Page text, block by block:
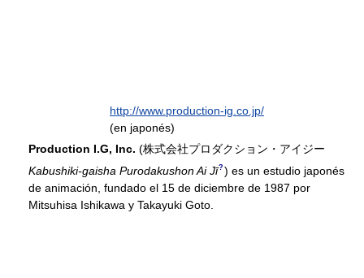
http://www.production-ig.co.jp/
(en japonés)
Production I.G, Inc. (株式会社プロダクション・アイジー
Kabushiki-gaisha Purodakushon Ai Jī? ) es un estudio japonés
de animación, fundado el 15 de diciembre de 1987 por
Mitsuhisa Ishikawa y Takayuki Goto.